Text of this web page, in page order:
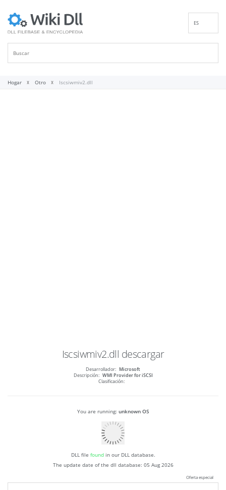
ES
Hogar Otro Iscsiwmiv2.dll
Iscsiwmiv2.dll descargar
Desarrollador: Microsoft
Descripción: WMI Provider for iSCSI
Clasificación:
You are running: unknown OS
DLL file foundin our DLL database.
The update date of the dll database: 05 Aug 2026
Oferta especial